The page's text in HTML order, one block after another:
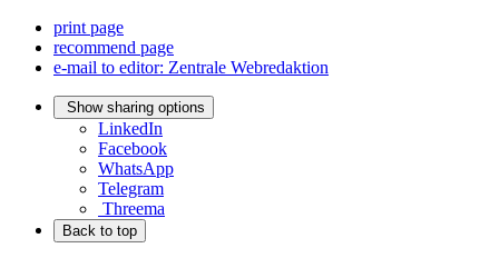
print page
recommend page
e-mail to editor: Zentrale Webredaktion
Show sharing options
LinkedIn
Facebook
WhatsApp
Telegram
Threema
Back to top